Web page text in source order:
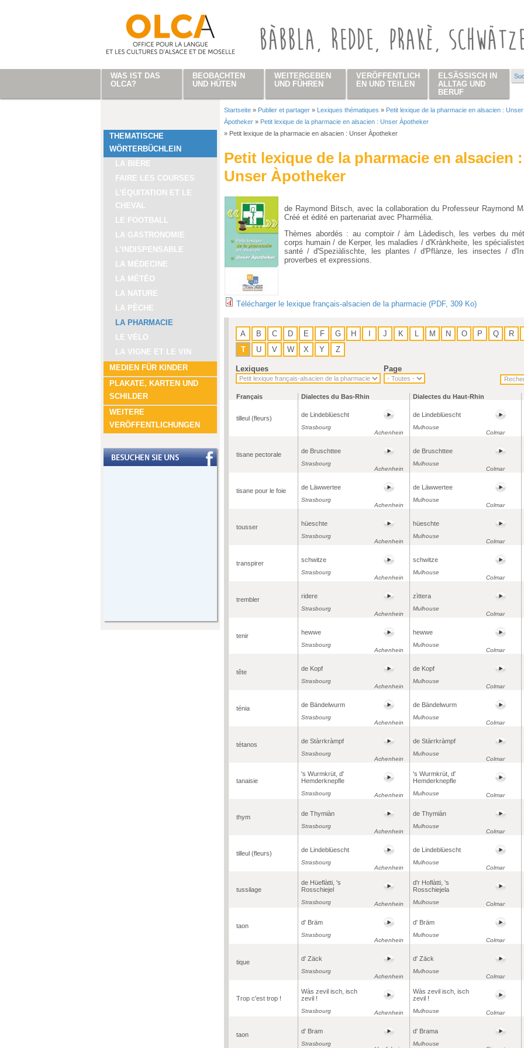
THEMATISCHE
WÖRTERBÜCHLEIN
LA BIÈRE
FAIRE LES COURSES
L’ÉQUITATION ET LE
CHEVAL
LE FOOTBALL
LA GASTRONOMIE
L’INDISPENSABLE
LA MÉDECINE
LA MÉTÉO
LA NATURE
LA PÊCHE
LA PHARMACIE
LE VÉLO
LA VIGNE ET LE VIN
MEDIEN FÜR KINDER
PLAKATE, KARTEN UND
SCHILDER
WEITERE
VERÖFFENTLICHUNGEN
Sie sind hier
Startseite » Publier et partager » Lexiques thématiques » Petit lexique de la pharmacie en alsacien : Unser
Àpotheker » Petit lexique de la pharmacie en alsacien : Unser Àpotheker
» Petit lexique de la pharmacie en alsacien : Unser Àpotheker
Petit lexique de la pharmacie en alsacien :
Unser Àpotheker
de Raymond Bitsch, avec la collaboration du Professeur Raymond
Créé et édité en partenariat avec Pharmélia.
Thèmes abordés : au comptoir / àm Làdedisch, les verbes du
corps humain / de Kerper, les maladies / d'Krànkheite, les
santé / d'Speziàlischte, les plantes / d'Pflànze, les insectes /
proverbes et expressions.
Télécharger le lexique français-alsacien de la pharmacie (PDF, 309 Ko)
A B C D E F G H J K M N O P Q R
T
U V W X Y Z
Lexiques Page
Français Dialectes du Bas-Rhin Dialectes du Haut-Rhin
tilleul (fleurs) de Lindeblüescht
Strasbourg
Achenhein
de Lindeblüescht
Mulhouse
Colmar
tisane pectorale de Bruschttee
Strasbourg
Achenhein
de Bruschttee
Mulhouse
Colmar
tisane pour le foie de Läwwertee
Strasbourg
Achenhein
de Läwwertee
Mulhouse
Colmar
tousser hüeschte
Strasbourg
Achenhein
hüeschte
Mulhouse
Colmar
transpirer schwitze
Strasbourg
Achenhein
schwitze
Mulhouse
Colmar
trembler ridere
Strasbourg
Achenhein
zìttera
Mulhouse
Colmar
tenir hewwe
Strasbourg
Achenhein
hewwe
Mulhouse
Colmar
tête de Kopf
Strasbourg
Achenhein
de Kopf
Mulhouse
Colmar
ténia de Bändelwurm
Strasbourg
Achenhein
de Bändelwurm
Mulhouse
Colmar
tétanos de Stàrrkràmpf
Strasbourg
Achenhein
de Stàrrkràmpf
Mulhouse
Colmar
tanaisie
's Wurmkrüt, d'
Hemderknepfle
Strasbourg Achenhein
's Wurmkrüt, d'
Hemderknepfle
Mulhouse Colmar
thym de Thymiàn
Strasbourg
Achenhein
de Thymiàn
Mulhouse
Colmar
tilleul (fleurs) de Lindeblüescht
Strasbourg
Achenhein
de Lindeblüescht
Mulhouse
Colmar
tussilage
de Hüeflàtti, 's
Rosschiejel
Strasbourg Achenhein
d'r Hoflàtti, 's
Rosschiejela
Mulhouse Colmar
taon d' Bräm
Strasbourg
Achenhein
d' Bräm
Mulhouse
Colmar
tique d' Zäck
Strasbourg
Achenhein
d' Zäck
Mulhouse
Colmar
Trop c'est trop !
Wàs zevil isch, isch
zevil !
Strasbourg Achenhein
Wàs zevil isch, isch
zevil !
Mulhouse Colmar
taon d' Bram
Strasbourg
d' Brama
Mulhouse
WAS IST DAS
OLCA?
BEOBACHTEN
UND HÜTEN
WEITERGEBEN
UND FÜHREN
VERÖFFENTLICH
EN UND TEILEN
ELSÄSSISCH IN
ALLTAG UND
BERUF